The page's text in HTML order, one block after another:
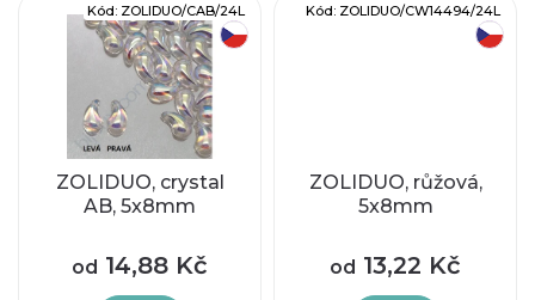
ZOLIDUO, crystal
AB, 5x8mm
od 14,88 Kč
Kód: ZOLIDUO/CAB/24L
ZOLIDUO, růžová,
5x8mm
od 13,22 Kč
Kód: ZOLIDUO/CW14494/24L